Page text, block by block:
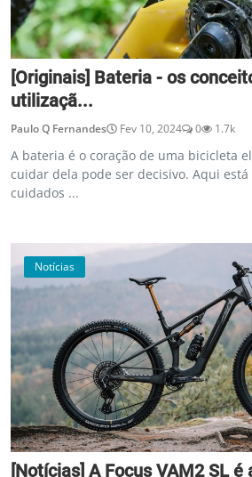
[Originais] Bateria - os
utilizaçã...
Paulo Q Fernandes Fev 10, 2024 0 1.7k
A bateria é o coração de uma bicicleta
cuidar dela pode ser decisivo. Aqui
cuidados ...
Notícias
[Notícias] A Focus VAM2 SL